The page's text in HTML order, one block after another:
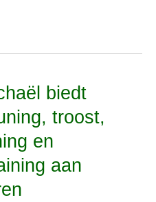
biedt
troost,
en
aan